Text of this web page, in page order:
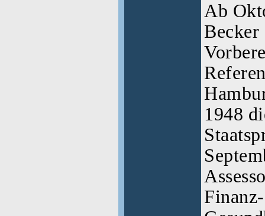
Ab
Becker
1948